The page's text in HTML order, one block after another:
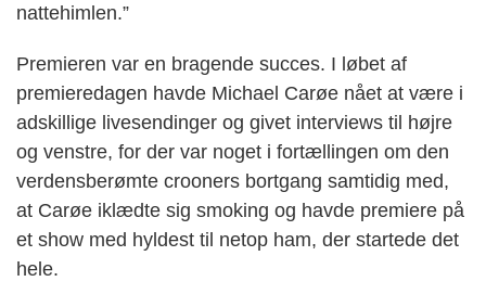
nattehimlen.”
Premieren var en bragende succes. I løbet af
premieredagen havde Michael Carøe nået at være i
adskillige livesendinger og givet interviews til højre
og venstre, for der var noget i fortællingen om den
verdensberømte crooners bortgang samtidig med,
at Carøe iklædte sig smoking og havde premiere på
et show med hyldest til netop ham, der startede det
hele.